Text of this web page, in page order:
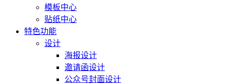
模板中心
贴纸中心
特色功能
设计
海报设计
邀请函设计
公众号封面设计